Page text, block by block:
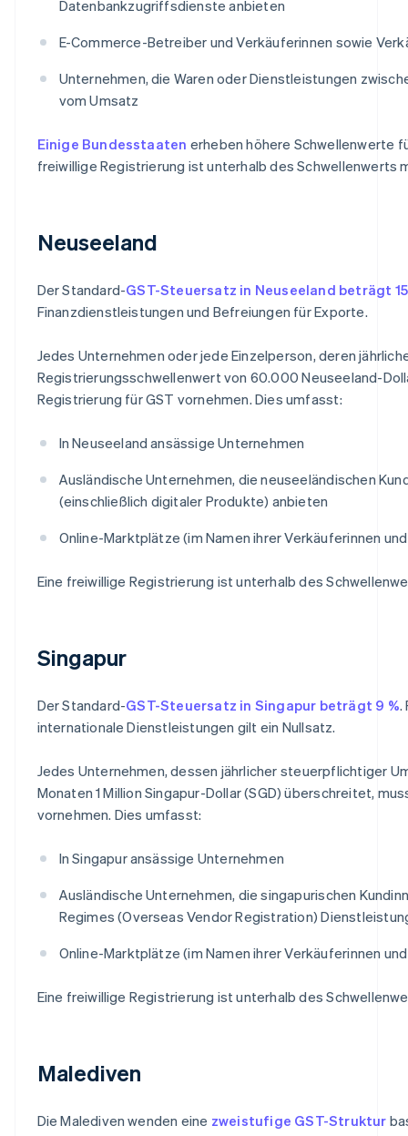
Datenbankzugriffsdienste anbieten
E-Commerce-Betreiber und Verkäuferinnen sowie
Unternehmen, die Waren oder Dienstleistungen
vom Umsatz
Einige Bundesstaaten erheben höhere Schwellenwerte
freiwillige Registrierung ist unterhalb des Schwellenwerts
Neuseeland
Der Standard-GST-Steuersatz in Neuseeland beträgt
Finanzdienstleistungen und Befreiungen für Exporte.
Jedes Unternehmen oder jede Einzelperson, deren
Registrierungsschwellenwert von 60.000 Neuseeland-
Registrierung für GST vornehmen. Dies umfasst:
In Neuseeland ansässige Unternehmen
Ausländische Unternehmen, die neuseeländischen
(einschließlich digitaler Produkte) anbieten
Online-Marktplätze (im Namen ihrer Verkäuferinnen
Eine freiwillige Registrierung ist unterhalb des
Singapur
Der Standard-GST-Steuersatz in Singapur beträgt 9 %.
internationale Dienstleistungen gilt ein Nullsatz.
Jedes Unternehmen, dessen jährlicher steuerpflichtiger
Monaten 1 Million Singapur-Dollar (SGD) überschreitet,
vornehmen. Dies umfasst:
In Singapur ansässige Unternehmen
Ausländische Unternehmen, die singapurischen
Regimes (Overseas Vendor Registration)
Online-Marktplätze (im Namen ihrer Verkäuferinnen
Eine freiwillige Registrierung ist unterhalb des
Malediven
Die Malediven wenden eine zweistufige GST-Struktur